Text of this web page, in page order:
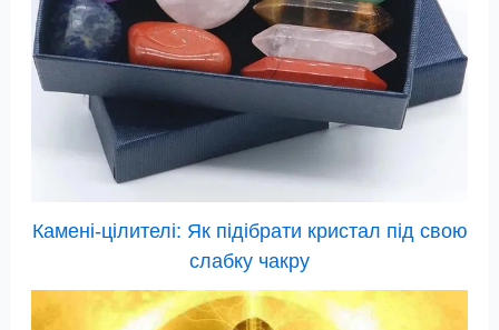
Камені-цілителі: Як підібрати кристал під свою
слабку чакру